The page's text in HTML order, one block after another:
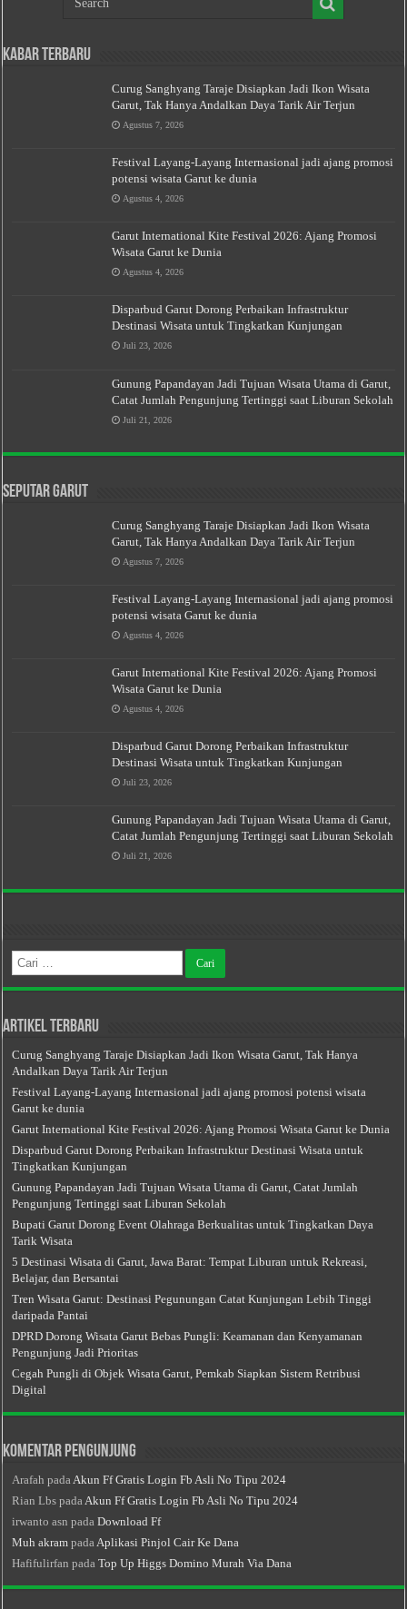
Kabar Terbaru
Curug Sanghyang Taraje Disiapkan Jadi Ikon Wisata
Garut, Tak Hanya Andalkan Daya Tarik Air Terjun
Agustus 7, 2026
Festival Layang-Layang Internasional jadi ajang promosi
potensi wisata Garut ke dunia
Agustus 4, 2026
Garut International Kite Festival 2026: Ajang Promosi
Wisata Garut ke Dunia
Agustus 4, 2026
Disparbud Garut Dorong Perbaikan Infrastruktur
Destinasi Wisata untuk Tingkatkan Kunjungan
Juli 23, 2026
Gunung Papandayan Jadi Tujuan Wisata Utama di Garut,
Catat Jumlah Pengunjung Tertinggi saat Liburan Sekolah
Juli 21, 2026
Seputar Garut
Curug Sanghyang Taraje Disiapkan Jadi Ikon Wisata
Garut, Tak Hanya Andalkan Daya Tarik Air Terjun
Agustus 7, 2026
Festival Layang-Layang Internasional jadi ajang promosi
potensi wisata Garut ke dunia
Agustus 4, 2026
Garut International Kite Festival 2026: Ajang Promosi
Wisata Garut ke Dunia
Agustus 4, 2026
Disparbud Garut Dorong Perbaikan Infrastruktur
Destinasi Wisata untuk Tingkatkan Kunjungan
Juli 23, 2026
Gunung Papandayan Jadi Tujuan Wisata Utama di Garut,
Catat Jumlah Pengunjung Tertinggi saat Liburan Sekolah
Juli 21, 2026
Cari
untuk:
Artikel Terbaru
Curug Sanghyang Taraje Disiapkan Jadi Ikon Wisata Garut, Tak Hanya
Andalkan Daya Tarik Air Terjun
Festival Layang-Layang Internasional jadi ajang promosi potensi wisata
Garut ke dunia
Garut International Kite Festival 2026: Ajang Promosi Wisata Garut ke Dunia
Disparbud Garut Dorong Perbaikan Infrastruktur Destinasi Wisata untuk
Tingkatkan Kunjungan
Gunung Papandayan Jadi Tujuan Wisata Utama di Garut, Catat Jumlah
Pengunjung Tertinggi saat Liburan Sekolah
Bupati Garut Dorong Event Olahraga Berkualitas untuk Tingkatkan Daya
Tarik Wisata
5 Destinasi Wisata di Garut, Jawa Barat: Tempat Liburan untuk Rekreasi,
Belajar, dan Bersantai
Tren Wisata Garut: Destinasi Pegunungan Catat Kunjungan Lebih Tinggi
daripada Pantai
DPRD Dorong Wisata Garut Bebas Pungli: Keamanan dan Kenyamanan
Pengunjung Jadi Prioritas
Cegah Pungli di Objek Wisata Garut, Pemkab Siapkan Sistem Retribusi
Digital
Komentar Pengunjung
Arafah pada Akun Ff Gratis Login Fb Asli No Tipu 2024
Rian Lbs pada Akun Ff Gratis Login Fb Asli No Tipu 2024
irwanto asn padaDownload Ff
Muh akram pada Aplikasi Pinjol Cair Ke Dana
Hafifulirfan padaTop Up Higgs Domino Murah Via Dana